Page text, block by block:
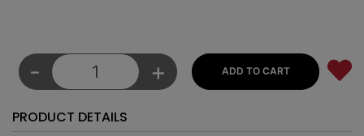
- +
PRODUCT DETAILS